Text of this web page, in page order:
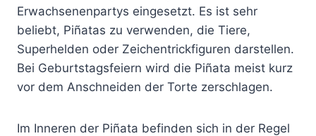
Erwachsenenpartys eingesetzt. Es ist sehr
beliebt, Piñatas zu verwenden, die Tiere,
Superhelden oder Zeichentrickfiguren darstellen.
Bei Geburtstagsfeiern wird die Piñata meist kurz
vor dem Anschneiden der Torte zerschlagen.
Im Inneren der Piñata befinden sich in der Regel